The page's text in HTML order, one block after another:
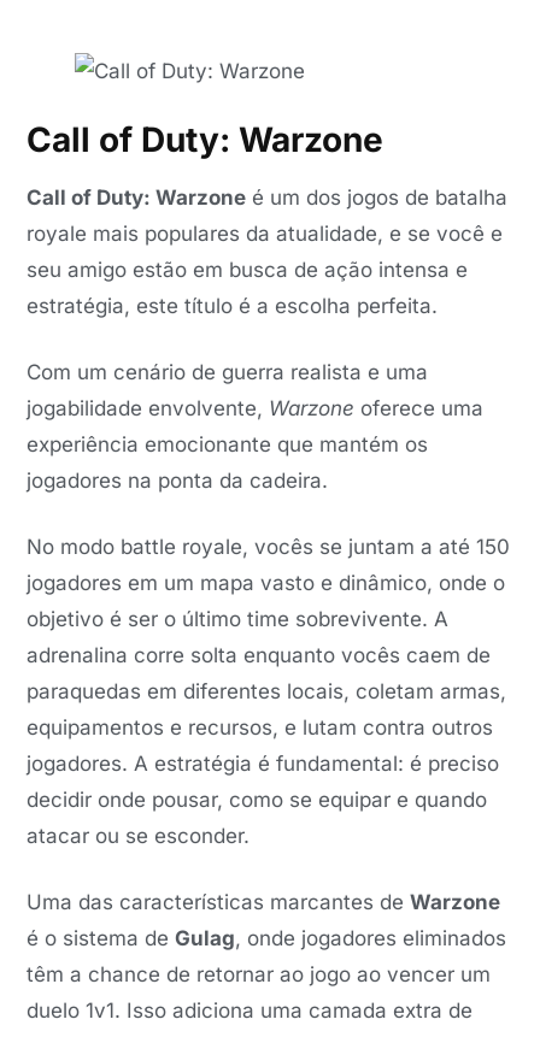
Call of Duty: Warzone
Call of Duty: Warzone é um dos jogos de batalha
royale mais populares da atualidade, e se você e
seu amigo estão em busca de ação intensa e
estratégia, este título é a escolha perfeita.
Com um cenário de guerra realista e uma
jogabilidade envolvente, Warzone oferece uma
experiência emocionante que mantém os
jogadores na ponta da cadeira.
No modo battle royale, vocês se juntam a até 150
jogadores em um mapa vasto e dinâmico, onde o
objetivo é ser o último time sobrevivente. A
adrenalina corre solta enquanto vocês caem de
paraquedas em diferentes locais, coletam armas,
equipamentos e recursos, e lutam contra outros
jogadores. A estratégia é fundamental: é preciso
decidir onde pousar, como se equipar e quando
atacar ou se esconder.
Uma das características marcantes deWarzone
é o sistema deGulag, onde jogadores eliminados
têm a chance de retornar ao jogo ao vencer um
duelo 1v1. Isso adiciona uma camada extra de